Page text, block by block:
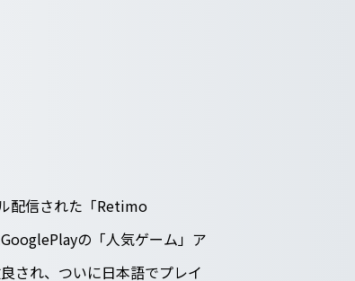
配信された「Retimo
の「人気ゲーム」ア
され、ついに日本語でプレイ